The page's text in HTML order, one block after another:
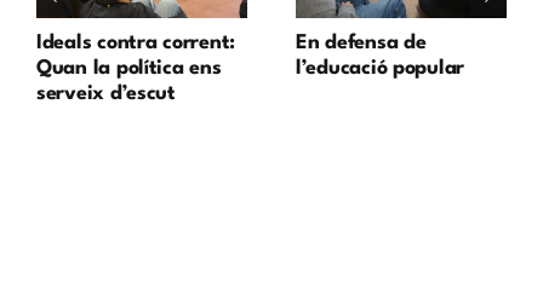
Ideals contra corrent:
Quan la política ens
serveix d’escut
En defensa de
l’educació popular